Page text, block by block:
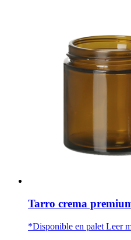
Tarro crema
*Disponible en palet Leer